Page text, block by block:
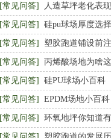
[常见问答] 人造草坪老化表现
[常见问答] 硅pu球场厚度选择
[常见问答] 塑胶跑道铺设前
[常见问答] 丙烯酸场地为啥
[常见问答] 硅PU球场小百科
[常见问答] EPDM场地小百科
[常见问答] 环氧地坪你知道